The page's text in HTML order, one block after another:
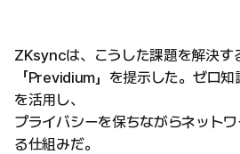
ZKsyncは、こうした課題を解決す
「Previdium」を提示した。ゼロ知
を活用し、
プライバシーを保ちながらネット
る仕組みだ。